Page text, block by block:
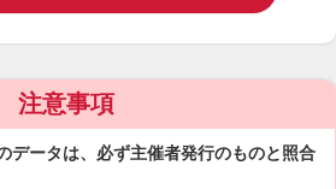
注意事項
データは、必ず主催者発行のものと照合